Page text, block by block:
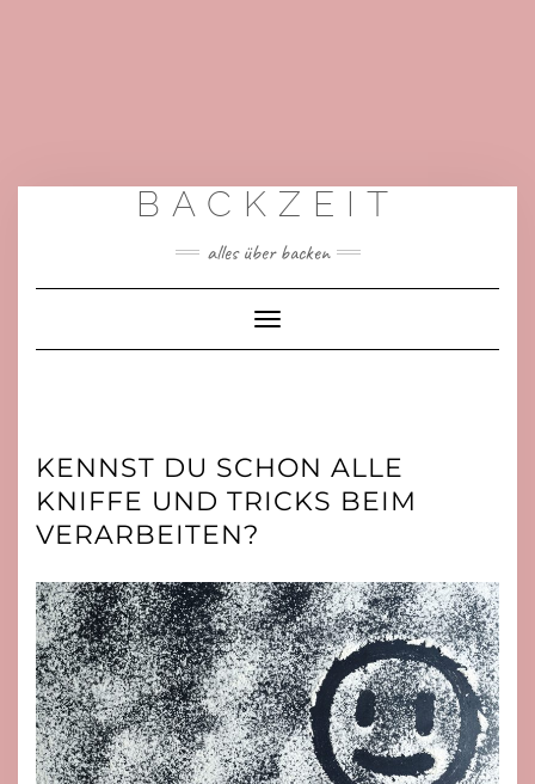
BACKZEIT
alles über backen
Toggle
Navigation
KENNST DU SCHON ALLE
KNIFFE UND TRICKS BEIM
VERARBEITEN?